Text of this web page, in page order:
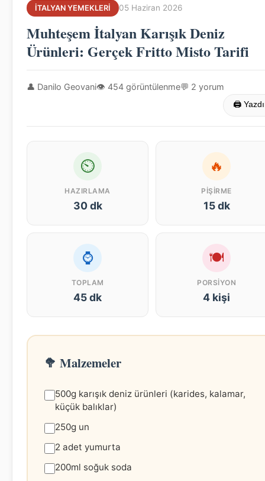
İTALYAN YEMEKLERI 05 Haziran 2026
Muhteşem İtalyan Karışık Deniz
Ürünleri: Gerçek Fritto Misto Tarifi
👤 Danilo Geovani👁 454 görüntülenme💬 2 yorum
🖨
⏲
HAZIRLAMA
30 dk
🔥
PIŞIRME
15 dk
⌚
TOPLAM
45 dk
🍽
PORSIYON
4 kişi
🥦 Malzemeler
500g karışık deniz ürünleri (karides, kalamar,
küçük balıklar)
250g un
2 adet yumurta
200ml soğuk soda